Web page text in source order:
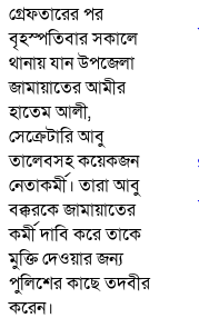
গ্রেফতারের পর
বৃহস্পতিবার সকালে
থানায় যান উপজেলা
জামায়াতের আমীর
হাতেম আলী,
সেক্রেটারি আবু
তালেবসহ কয়েকজন
নেতাকর্মী। তারা আবু
বক্করকে জামায়াতের
কর্মী দাবি করে তাকে
মুক্তি দেওয়ার জন্য
পুলিশের কাছে তদবীর
করেন।